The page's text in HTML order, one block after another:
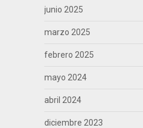
junio 2025
marzo 2025
febrero 2025
mayo 2024
abril 2024
diciembre 2023